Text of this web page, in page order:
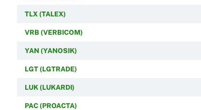
TLX (TALEX)
VRB (VERBICOM)
YAN (YANOSIK)
LGT (LGTRADE)
LUK (LUKARDI)
PAC (PROACTA)